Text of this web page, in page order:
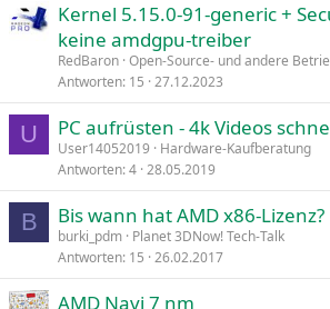
Kernel 5.15.0-91-generic +
keine amdgpu-treiber
RedBaron Open-Source- und andere
Antworten 15 27.12.2023
U PC aufrüsten - 4k Videos
User14052019
Hardware-Kaufberatung
Antworten 4 28.05.2019
B Bis wann hat AMD x86-Lizenz?
burki_pdm Planet 3DNow! Tech-Talk
Antworten 15 26.02.2017
AMD Navi 7 nm